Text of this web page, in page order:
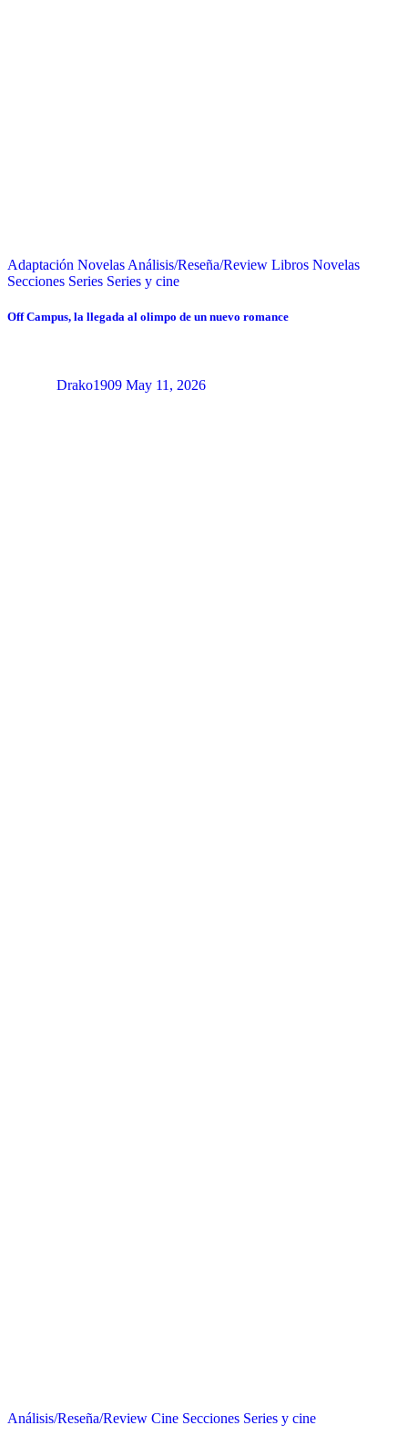
Adaptación Novelas Análisis/Reseña/Review Libros Novelas
Secciones Series Series y cine
Off Campus, la llegada al olimpo de un nuevo romance
Drako1909 May 11, 2026
Análisis/Reseña/Review Cine Secciones Series y cine